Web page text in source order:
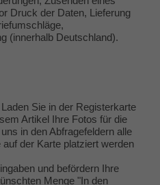
Druck der Daten, Lieferung
(innerhalb Deutschland).
Laden Sie in der Registerkarte
Artikel Ihre Fotos für die
in den Abfragefeldern alle
der Karte platziert werden
und befördern Ihre
Menge "In den